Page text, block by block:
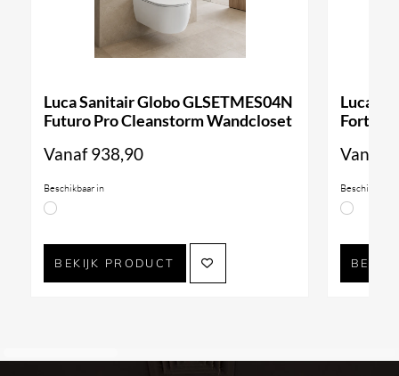
Luca Sanitair Globo GLSETMES04N
Futuro Pro Cleanstorm Wandcloset
Vanaf938,90
Beschikbaar in
BEKIJK PRODUCT
Luca
Forty3
Vanaf
Beschikbaar